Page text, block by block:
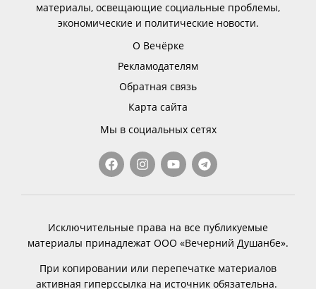
материалы, освещающие социальные проблемы,
экономические и политические новости.
О Вечёрке
Рекламодателям
Обратная связь
Карта сайта
Мы в социальных сетях
Исключительные права на все публикуемые
материалы принадлежат ООО «Вечерний Душанбе».
При копировании или перепечатке материалов
активная гиперссылка на источник обязательна.